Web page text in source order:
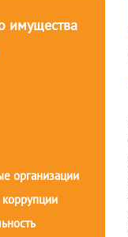
имущества
организации